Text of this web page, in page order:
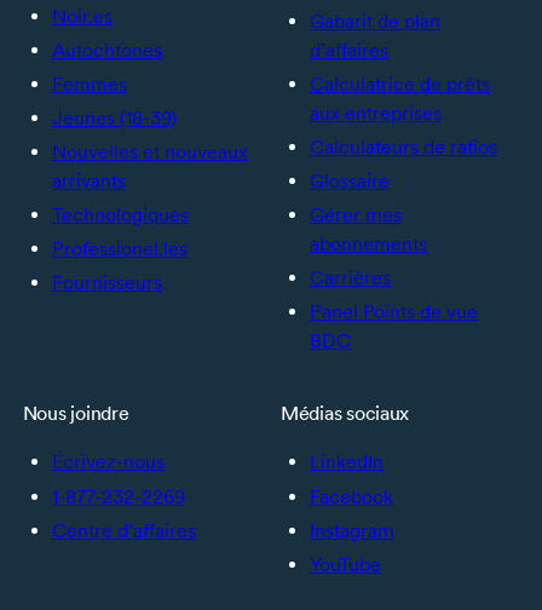
Noir.es
Autochtones
Femmes
Jeunes (18-39)
Nouvelles et nouveaux
arrivants
Technologiques
Professionel.les
Fournisseurs
Gabarit de plan
d’affaires
Calculatrice de prêts
aux entreprises
Calculateurs de ratios
Glossaire
Gérer mes
abonnements
Carrières
Panel Points de vue
BDC
Nous joindre
Écrivez-nous
1-877-232-2269
Centre d’affaires
Médias sociaux
LinkedIn
Facebook
Instagram
YouTube